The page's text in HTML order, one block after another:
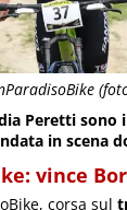
Peretti sono
in scena
vince
corsa sul